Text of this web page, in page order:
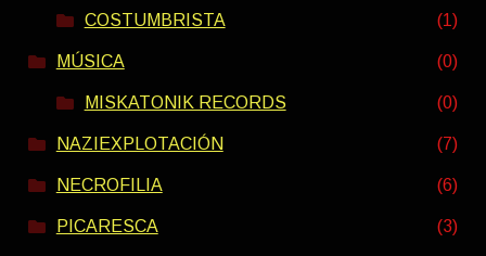
COSTUMBRISTA (1)
MÚSICA (0)
MISKATONIK RECORDS (0)
NAZIEXPLOTACIÓN (7)
NECROFILIA (6)
PICARESCA (3)